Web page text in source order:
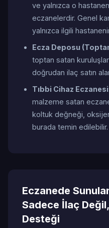
ve yalnızca o
eczanelerdir. Genel
yalnızca ilgili
Ecza Deposu
toptan satan
doğrudan ilaç satın
Tıbbi Cihaz
malzeme satan
koltuk değneği,
burada temin edilebilir.
Eczanede
Sadece İlaç
Desteği